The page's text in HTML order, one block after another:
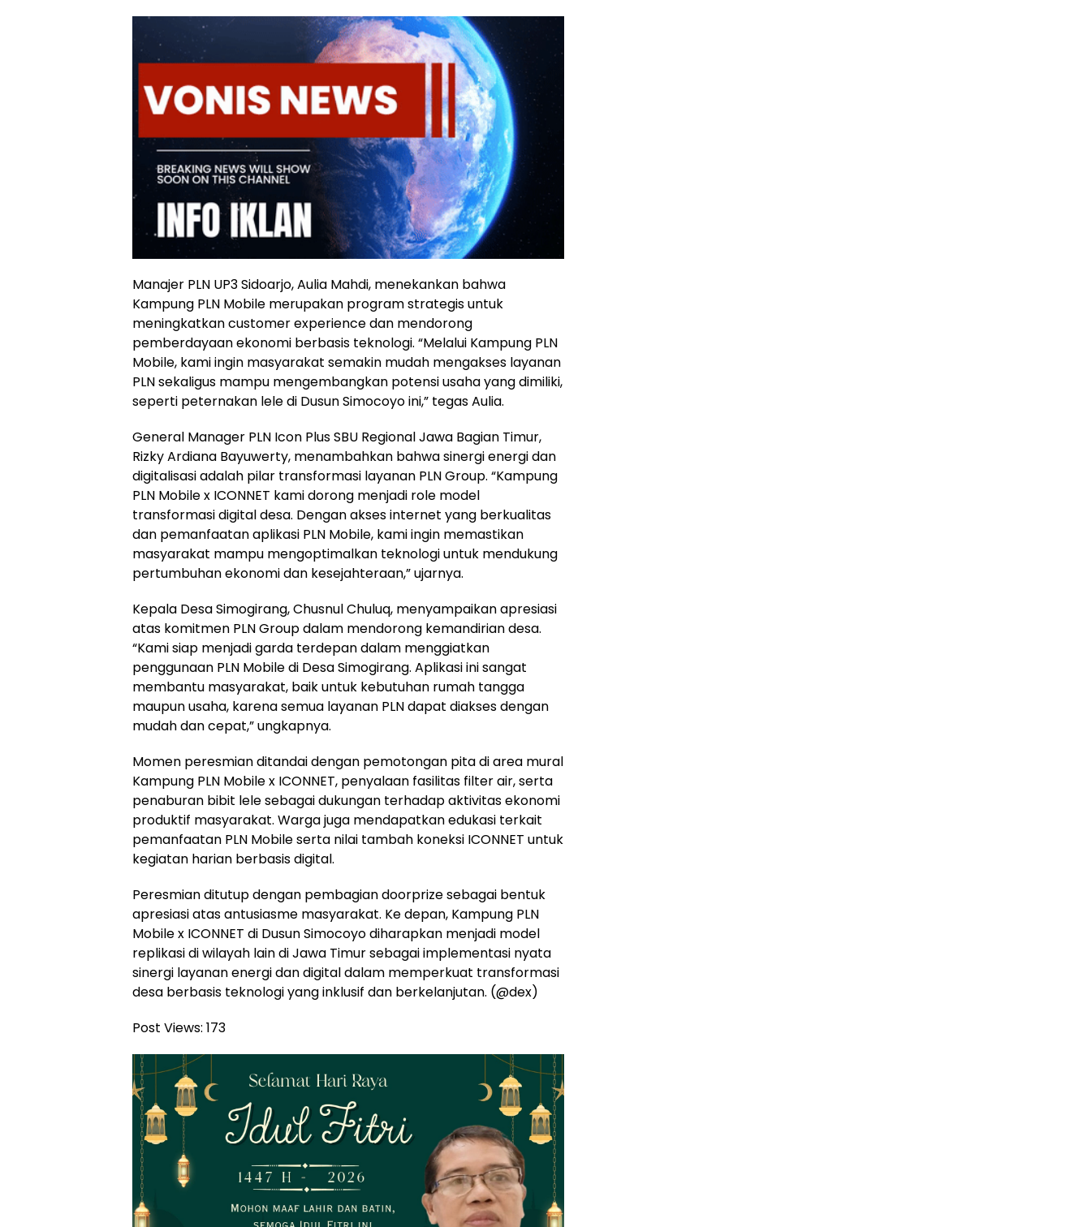
Manajer PLN UP3 Sidoarjo, Aulia Mahdi, menekankan bahwa
Kampung PLN Mobile merupakan program strategis untuk
meningkatkan customer experience dan mendorong
pemberdayaan ekonomi berbasis teknologi. “Melalui Kampung PLN
Mobile, kami ingin masyarakat semakin mudah mengakses layanan
PLN sekaligus mampu mengembangkan potensi usaha yang dimiliki,
seperti peternakan lele di Dusun Simocoyo ini,” tegas Aulia.
General Manager PLN Icon Plus SBU Regional Jawa Bagian Timur,
Rizky Ardiana Bayuwerty, menambahkan bahwa sinergi energi dan
digitalisasi adalah pilar transformasi layanan PLN Group. “Kampung
PLN Mobile x ICONNET kami dorong menjadi role model
transformasi digital desa. Dengan akses internet yang berkualitas
dan pemanfaatan aplikasi PLN Mobile, kami ingin memastikan
masyarakat mampu mengoptimalkan teknologi untuk mendukung
pertumbuhan ekonomi dan kesejahteraan,” ujarnya.
Kepala Desa Simogirang, Chusnul Chuluq, menyampaikan apresiasi
atas komitmen PLN Group dalam mendorong kemandirian desa.
“Kami siap menjadi garda terdepan dalam menggiatkan
penggunaan PLN Mobile di Desa Simogirang. Aplikasi ini sangat
membantu masyarakat, baik untuk kebutuhan rumah tangga
maupun usaha, karena semua layanan PLN dapat diakses dengan
mudah dan cepat,” ungkapnya.
Momen peresmian ditandai dengan pemotongan pita di area mural
Kampung PLN Mobile x ICONNET, penyalaan fasilitas filter air, serta
penaburan bibit lele sebagai dukungan terhadap aktivitas ekonomi
produktif masyarakat. Warga juga mendapatkan edukasi terkait
pemanfaatan PLN Mobile serta nilai tambah koneksi ICONNET untuk
kegiatan harian berbasis digital.
Peresmian ditutup dengan pembagian doorprize sebagai bentuk
apresiasi atas antusiasme masyarakat. Ke depan, Kampung PLN
Mobile x ICONNET di Dusun Simocoyo diharapkan menjadi model
replikasi di wilayah lain di Jawa Timur sebagai implementasi nyata
sinergi layanan energi dan digital dalam memperkuat transformasi
desa berbasis teknologi yang inklusif dan berkelanjutan. (@dex)
Post Views: 173